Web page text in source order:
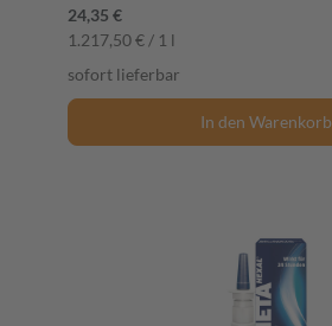
24,35 €
1.217,50 € / 1 l
sofort lieferbar
In den Warenkorb